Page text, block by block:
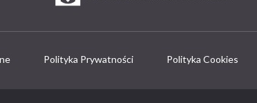
Polityka Prywatności Polityka Cookies